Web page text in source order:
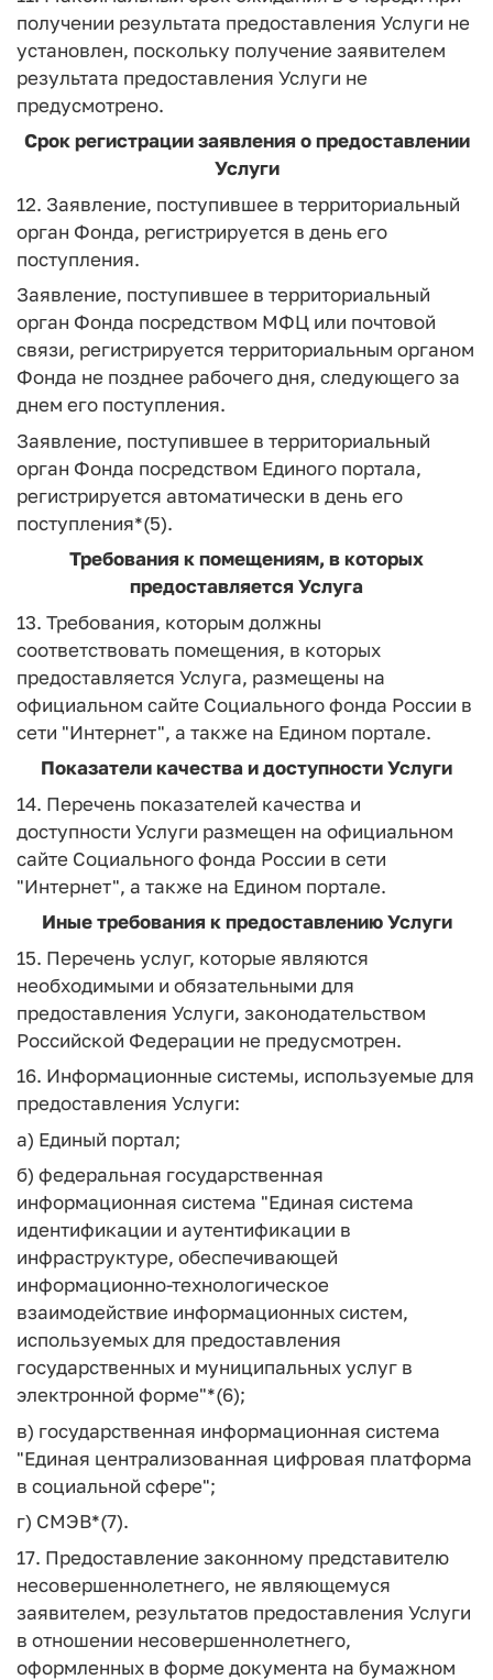
получении результата предоставления Услуги не
установлен, поскольку получение заявителем
результата предоставления Услуги не
предусмотрено.
Срок регистрации заявления о предоставлении
Услуги
12. Заявление, поступившее в территориальный
орган Фонда, регистрируется в день его
поступления.
Заявление, поступившее в территориальный
орган Фонда посредством МФЦ или почтовой
связи, регистрируется территориальным органом
Фонда не позднее рабочего дня, следующего за
днем его поступления.
Заявление, поступившее в территориальный
орган Фонда посредством Единого портала,
регистрируется автоматически в день его
поступления*(5).
Требования к помещениям, в которых
предоставляется Услуга
13. Требования, которым должны
соответствовать помещения, в которых
предоставляется Услуга, размещены на
официальном сайте Социального фонда России в
сети "Интернет", а также на Едином портале.
Показатели качества и доступности Услуги
14. Перечень показателей качества и
доступности Услуги размещен на официальном
сайте Социального фонда России в сети
"Интернет", а также на Едином портале.
Иные требования к предоставлению Услуги
15. Перечень услуг, которые являются
необходимыми и обязательными для
предоставления Услуги, законодательством
Российской Федерации не предусмотрен.
16. Информационные системы, используемые для
предоставления Услуги:
а) Единый портал;
б) федеральная государственная
информационная система "Единая система
идентификации и аутентификации в
инфраструктуре, обеспечивающей
информационно-технологическое
взаимодействие информационных систем,
используемых для предоставления
государственных и муниципальных услуг в
электронной форме"*(6);
в) государственная информационная система
"Единая централизованная цифровая платформа
в социальной сфере";
г) СМЭВ*(7).
17. Предоставление законному представителю
несовершеннолетнего, не являющемуся
заявителем, результатов предоставления Услуги
в отношении несовершеннолетнего,
оформленных в форме документа на бумажном